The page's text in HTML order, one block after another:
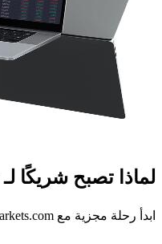
لماذا تصبح شريكًا لـ 24markets
ابدأ رحلة مجزية مع 24markets.com، وسيط تداول عبر الإنترنت موثوق به. ندعو الشركاء ذوي التفكير المستقبلي للانضمام إلى مشروع تعاوني مبني على أكثر من عقد من المصداقية والثقة والنجاح المشترك.